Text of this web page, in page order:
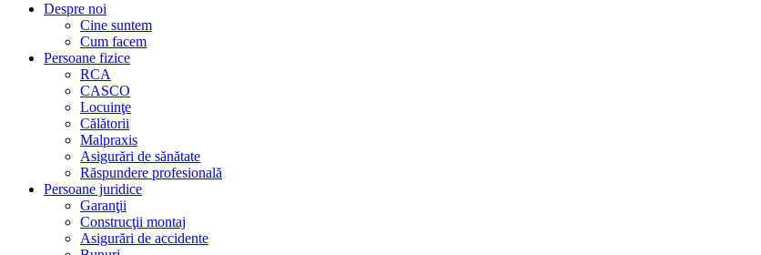
Despre noi
Cine suntem
Cum facem
Persoane fizice
RCA
CASCO
Locuinţe
Călătorii
Malpraxis
Asigurări de sănătate
Răspundere profesională
Persoane juridice
Garanţii
Construcţii montaj
Asigurări de accidente